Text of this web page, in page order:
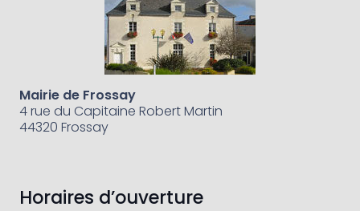
Mairie de Frossay
4 rue du Capitaine Robert Martin
44320 Frossay
Horaires d’ouverture